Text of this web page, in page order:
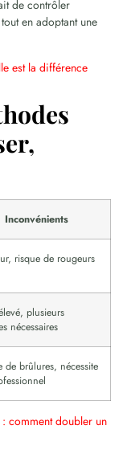
de contrôler
en adoptant une
est la différence
Inconvénients
risque de rougeurs
plusieurs
nécessaires
de brûlures, nécessite
comment doubler un